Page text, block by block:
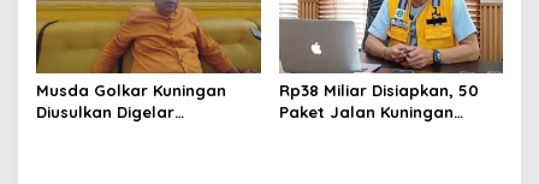
Musda Golkar Kuningan
Diusulkan Digelar
Rp38 Miliar Disiapkan, 50
Paket Jalan Kuningan